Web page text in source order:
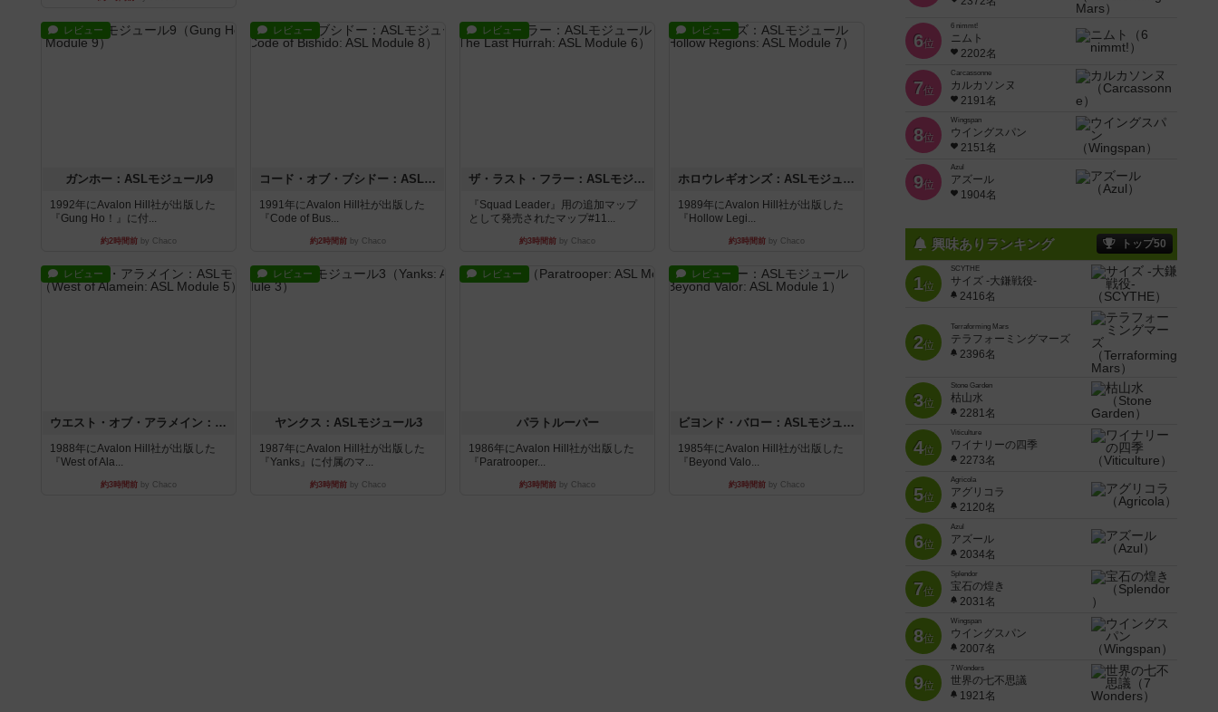
レビュー
ガンホー：ASLモジュール9
1992年にAvalon Hill社が出版した
『Gung Ho！』に付...
約2時間前 by Chaco
レビュー
コード・オブ・ブシドー：ASLモジュール8
1991年にAvalon Hill社が出版した
『Code of Bus...
約2時間前 by Chaco
レビュー
ザ・ラスト・フラー：ASLモジュール6
『Squad Leader』用の追加マップ
として発売されたマップ#11...
約3時間前 by Chaco
レビュー
ホロウレギオンズ：ASLモジュール7
1989年にAvalon Hill社が出版した
『Hollow Legi...
約3時間前 by Chaco
レビュー
ウエスト・オブ・アラメイン：ASLモジュール5
1988年にAvalon Hill社が出版した
『West of Ala...
約3時間前 by Chaco
レビュー
ヤンクス：ASLモジュール3
1987年にAvalon Hill社が出版した
『Yanks』に付属のマ...
約3時間前 by Chaco
レビュー
パラトルーパー
1986年にAvalon Hill社が出版した
『Paratrooper...
約3時間前 by Chaco
レビュー
ビヨンド・バロー：ASLモジュール1
1985年にAvalon Hill社が出版した
『Beyond Valo...
約3時間前 by Chaco
6位
6 nimmt!
ニムト
2202名
7位
Carcassonne
カルカソンヌ
2191名
8位
Wingspan
ウイングスパン
2151名
9位
Azul
アズール
1904名
興味ありランキング トップ50
1位
SCYTHE
サイズ -大鎌戦役-
2416名
2位
Terraforming Mars
テラフォーミングマーズ
2396名
3位
Stone Garden
枯山水
2281名
4位
Viticulture
ワイナリーの四季
2273名
5位
Agricola
アグリコラ
2120名
6位
Azul
アズール
2034名
7位
Splendor
宝石の煌き
2031名
8位
Wingspan
ウイングスパン
2007名
9位
7 Wonders
世界の七不思議
1921名